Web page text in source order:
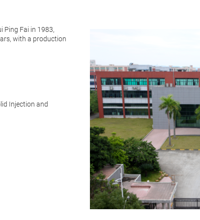
Ping Fai in 1983,
with a production
Injection and